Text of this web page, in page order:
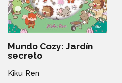
Mundo Cozy: Jardín
secreto
Kiku Ren